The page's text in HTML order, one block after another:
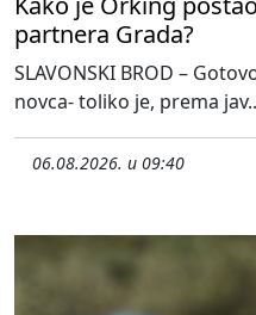
partnera Grada?
SLAVONSKI BROD –
novca- toliko je, prema
06.08.2026. u 09:40